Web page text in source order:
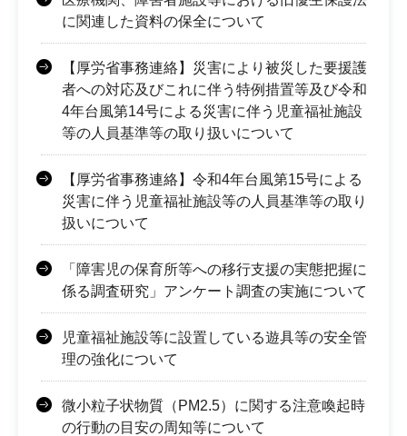
に関連した資料の保全について
【厚労省事務連絡】災害により被災した要援護
者への対応及びこれに伴う特例措置等及び令和
4年台風第14号による災害に伴う児童福祉施設
等の人員基準等の取り扱いについて
【厚労省事務連絡】令和4年台風第15号による
災害に伴う児童福祉施設等の人員基準等の取り
扱いについて
「障害児の保育所等への移行支援の実態把握に
係る調査研究」アンケート調査の実施について
児童福祉施設等に設置している遊具等の安全管
理の強化について
微小粒子状物質（PM2.5）に関する注意喚起時
の行動の目安の周知等について